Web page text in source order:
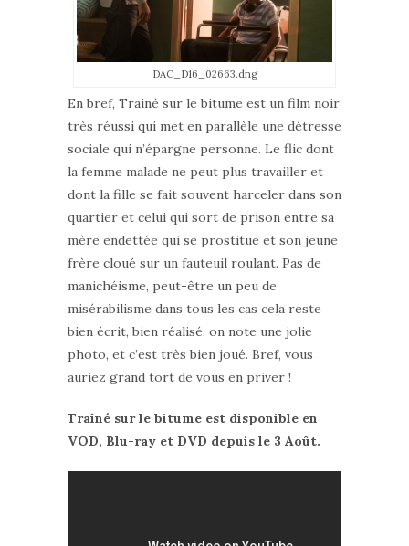
DAC_D16_02663.dng
En bref, Trainé sur le bitume est un film noir
très réussi qui met en parallèle une détresse
sociale qui n’épargne personne. Le flic dont
la femme malade ne peut plus travailler et
dont la fille se fait souvent harceler dans son
quartier et celui qui sort de prison entre sa
mère endettée qui se prostitue et son jeune
frère cloué sur un fauteuil roulant. Pas de
manichéisme, peut-être un peu de
misérabilisme dans tous les cas cela reste
bien écrit, bien réalisé, on note une jolie
photo, et c’est très bien joué. Bref, vous
auriez grand tort de vous en priver !
Traîné sur le bitume est disponible en
VOD, Blu-ray et DVD depuis le 3 Août.